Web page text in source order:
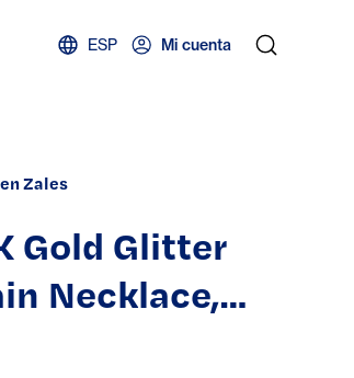
ESP Mi cuenta
Zales
Gold Glitter
Necklace,